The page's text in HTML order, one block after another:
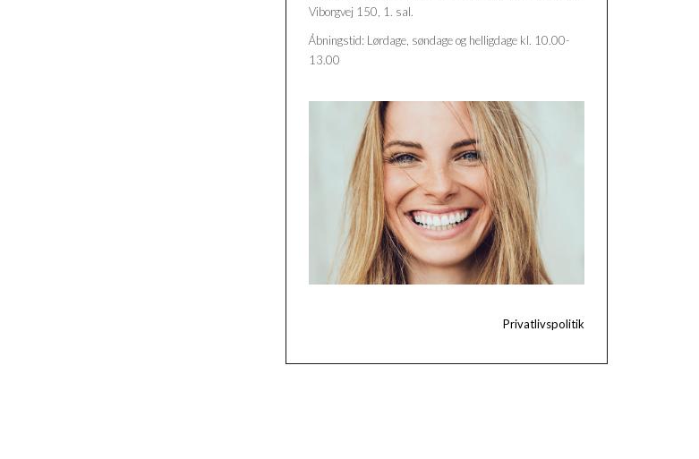
Viborgvej 150, 1. sal.
Åbningstid: Lørdage, søndage og helligdage kl. 10.00-
13.00
Privatlivspolitik